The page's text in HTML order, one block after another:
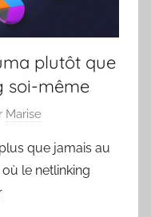
plutôt que
soi-même
Marise
que jamais au
le netlinking